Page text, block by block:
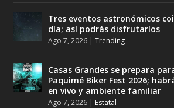
Tres eventos astronómicos
día; así podrás disfrutarlos
Ago 7, 2026 |Trending
Casas Grandes se prepara
Paquimé Biker Fest 2026;
en vivo y ambiente familiar
Ago 7, 2026 | Estatal